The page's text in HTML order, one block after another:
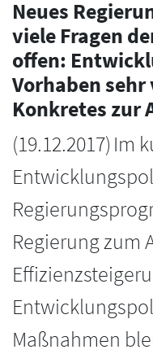
Neues
viele Fragen
offen:
Vorhaben sehr
Konkretes zur
(19.12.2017) Im
Regierung zum
Maßnahmen